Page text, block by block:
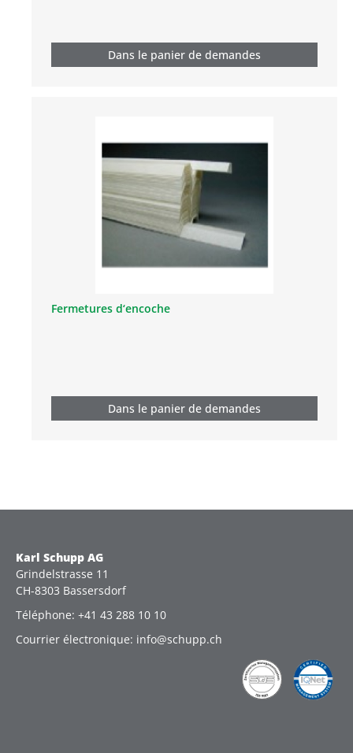
Dans le panier de demandes
Fermetures d‘encoche
Dans le panier de demandes
Karl Schupp AG
Grindelstrasse 11
CH-8303 Bassersdorf
Téléphone: +41 43 288 10 10
Courrier électronique: info@schupp.ch